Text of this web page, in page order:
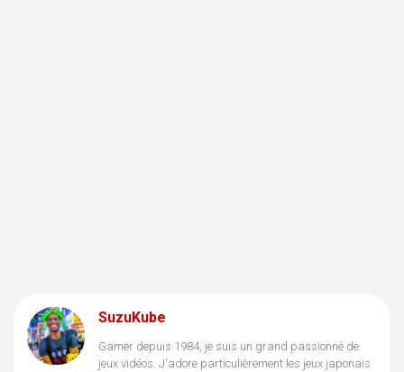
SuzuKube
Gamer depuis 1984, je suis un grand passionné de
jeux vidéos. J'adore particulièrement les jeux japonais